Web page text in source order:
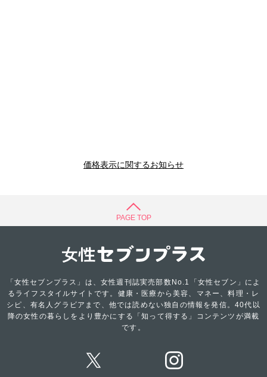
価格表示に関するお知らせ
PAGE TOP
「女性セブンプラス」は、女性週刊誌実売部数No.1「女性セブン」によ
るライフスタイルサイトです。健康・医療から美容、マネー、料理・レ
シピ、有名人グラビアまで、他では読めない独自の情報を発信。40代以
降の女性の暮らしをより豊かにする「知って得する」コンテンツが満載
です。